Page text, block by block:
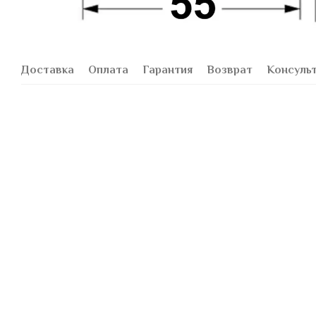
Доставка Оплата Гарантия Возврат